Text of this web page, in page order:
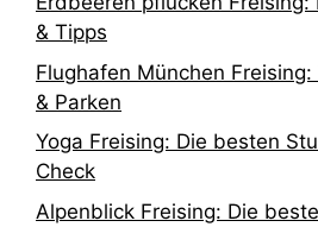
& Tipps
Flughafen München
& Parken
Yoga Freising: Die besten
Check
Alpenblick Freising: Die